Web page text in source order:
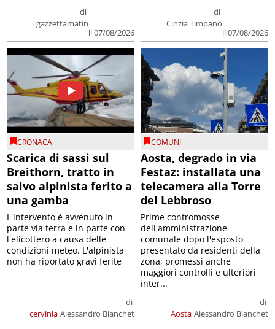
di
gazzettamatin
il 07/08/2026
di
Cinzia Timpano
il 07/08/2026
CRONACA
Scarica di sassi sul
Breithorn, tratto in
salvo alpinista ferito a
una gamba
cervinia
di
Alessandro Bianchet
L'intervento è avvenuto in
parte via terra e in parte con
l'elicottero a causa delle
condizioni meteo. L'alpinista
non ha riportato gravi ferite
COMUNI
Aosta, degrado in via
Festaz: installata una
telecamera alla Torre
del Lebbroso
Aosta
di
Alessandro Bianchet
Prime contromosse
dell'amministrazione
comunale dopo l'esposto
presentato da residenti della
zona; promessi anche
maggiori controlli e ulteriori
inter...